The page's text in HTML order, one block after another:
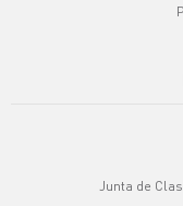
Junta de